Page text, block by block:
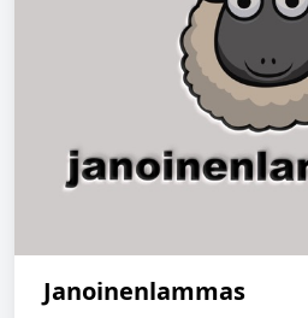
Janoinenlammas